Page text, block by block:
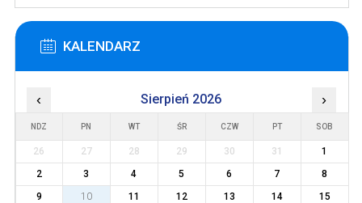
KALENDARZ
‹ Sierpień 2026 ›
NDZ PN WT ŚR CZW PT SOB
26 27 28 29 30 31
1
2
3 4 5 6 7
8
9
10 11 12 13 14
15